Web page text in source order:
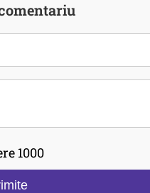
1000